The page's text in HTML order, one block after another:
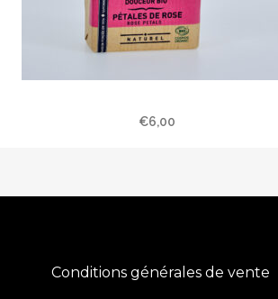
€6,00
Conditions générales de vente